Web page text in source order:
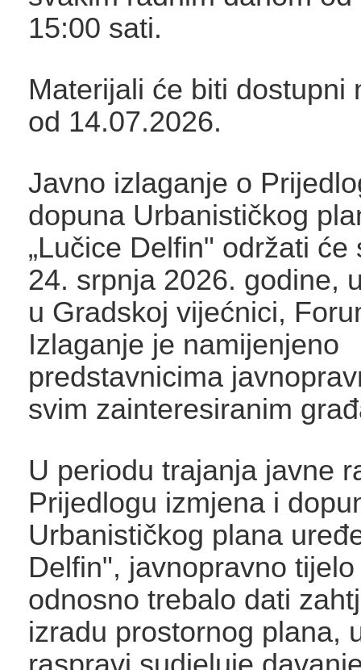
15:00 sati.
Materijali će biti dostupni
od 14.07.2026.
Javno izlaganje o
dopuna Urbanističkog
„Lučice Delfin" održati će
24. srpnja 2026. godine,
u Gradskoj vijećnici,
Izlaganje je namijenjeno
predstavnicima
svim zainteresiranim
U periodu trajanja javne
Prijedlogu izmjena i
Urbanističkog plana
Delfin", javnopravno
odnosno trebalo dati
izradu prostornog plana,